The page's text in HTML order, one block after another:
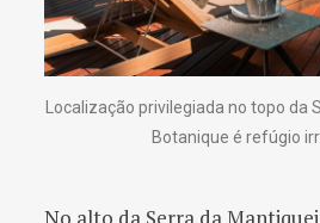
Localização privilegiada no topo da
Botanique é refúgio